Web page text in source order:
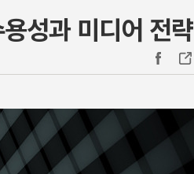
성과 미디어 전략